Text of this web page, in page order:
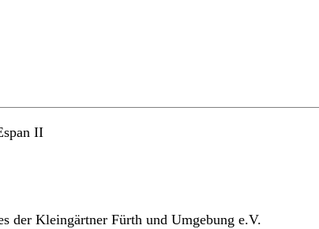
II
der Kleingärtner Fürth und Umgebung e.V.